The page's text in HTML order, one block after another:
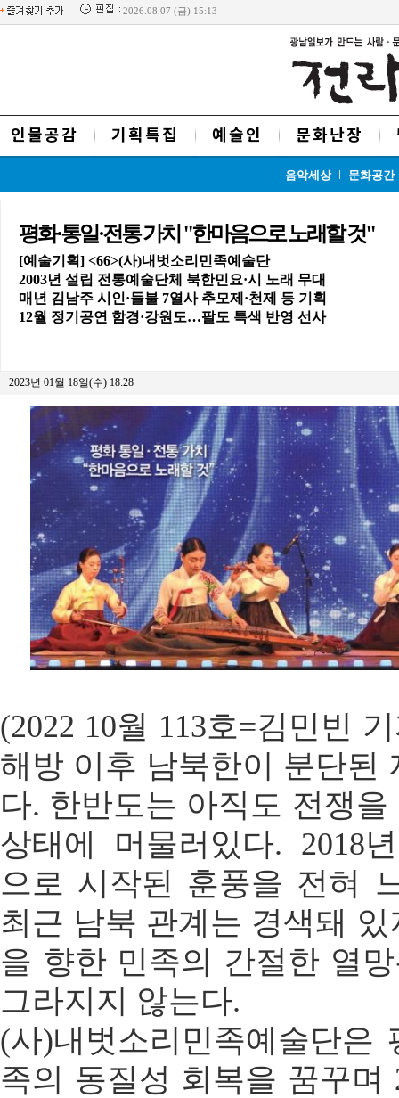
2026.08.07 (금) 15:13
인물공감 기획특집 예술인 문화난장
음악세상 문화공간
평화·통일·전통 가치 "한마음으로 노래할 것"
[예술기획] <66>(사)내벗소리민족예술단
2003년 설립 전통예술단체 북한민요·시 노래 무대
매년 김남주 시인·들불 7열사 추모제·천제 등 기획
12월 정기공연 함경·강원도…팔도 특색 반영 선사
2023년 01월 18일(수) 18:28
(2022 10월 113호=김민빈
해방 이후 남북한이 분단된
다. 한반도는 아직도 전쟁
상태에 머물러있다. 2018
으로 시작된 훈풍을 전혀
최근 남북 관계는 경색돼
을 향한 민족의 간절한 열
그라지지 않는다.
(사)내벗소리민족예술단은
족의 동질성 회복을 꿈꾸며